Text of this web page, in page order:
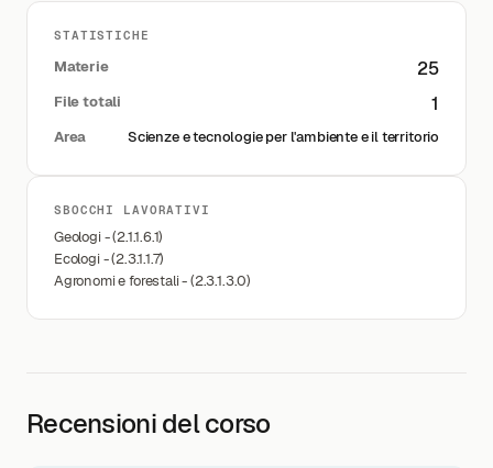
STATISTICHE
Materie 25
File totali 1
Area Scienze e tecnologie per l'ambiente e il territorio
SBOCCHI LAVORATIVI
Geologi - (2.1.1.6.1)
Ecologi - (2.3.1.1.7)
Agronomi e forestali - (2.3.1.3.0)
Recensioni del corso